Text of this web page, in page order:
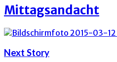
Mittagsandacht
Next Story